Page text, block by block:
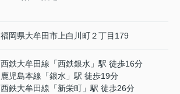
福岡県大牟田市 上白川町２丁目179
西鉄大牟田線 「西鉄銀水 」駅 徒歩16分
鹿児島本線 「銀水 」駅 徒歩19分
西鉄大牟田線 「新栄町 」駅 徒歩26分